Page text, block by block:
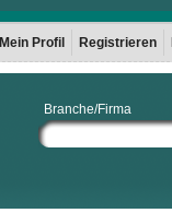
Mein Profil Registrieren
Branche/Firma